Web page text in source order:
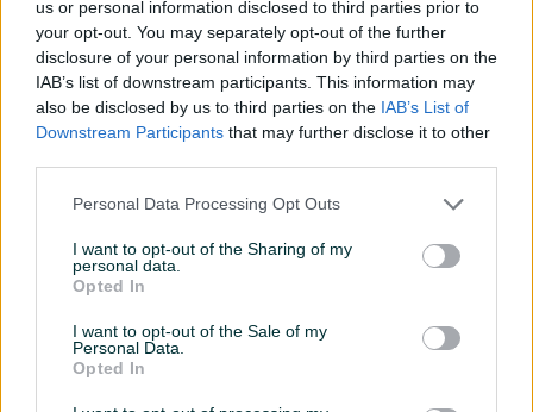
us or personal information disclosed to third parties prior to
your opt-out. You may separately opt-out of the further
disclosure of your personal information by third parties on the
IAB’s list of downstream participants. This information may
also be disclosed by us to third parties on the IAB’s List of
Downstream Participants that may further disclose it to other
Personal Data Processing Opt Outs
I want to opt-out of the Sharing of my
personal data.
Opted In
I want to opt-out of the Sale of my
Personal Data.
Opted In
Novi industirjski vijčani
kompresor Power System
5,5kW
prije 2 sata
Inudustrijske gusene glave
za klipne kompresore sa
remenicom
Novo
prije 2 sata
PIK SHOP